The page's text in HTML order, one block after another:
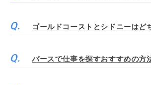
ゴールドコーストとシドニーはど
パースで仕事を探すおすすめの方